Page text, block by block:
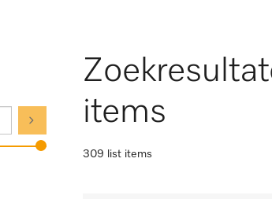
items
309 list items